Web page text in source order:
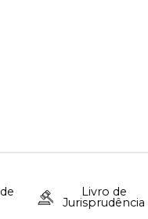
Livro de
Jurisprudência